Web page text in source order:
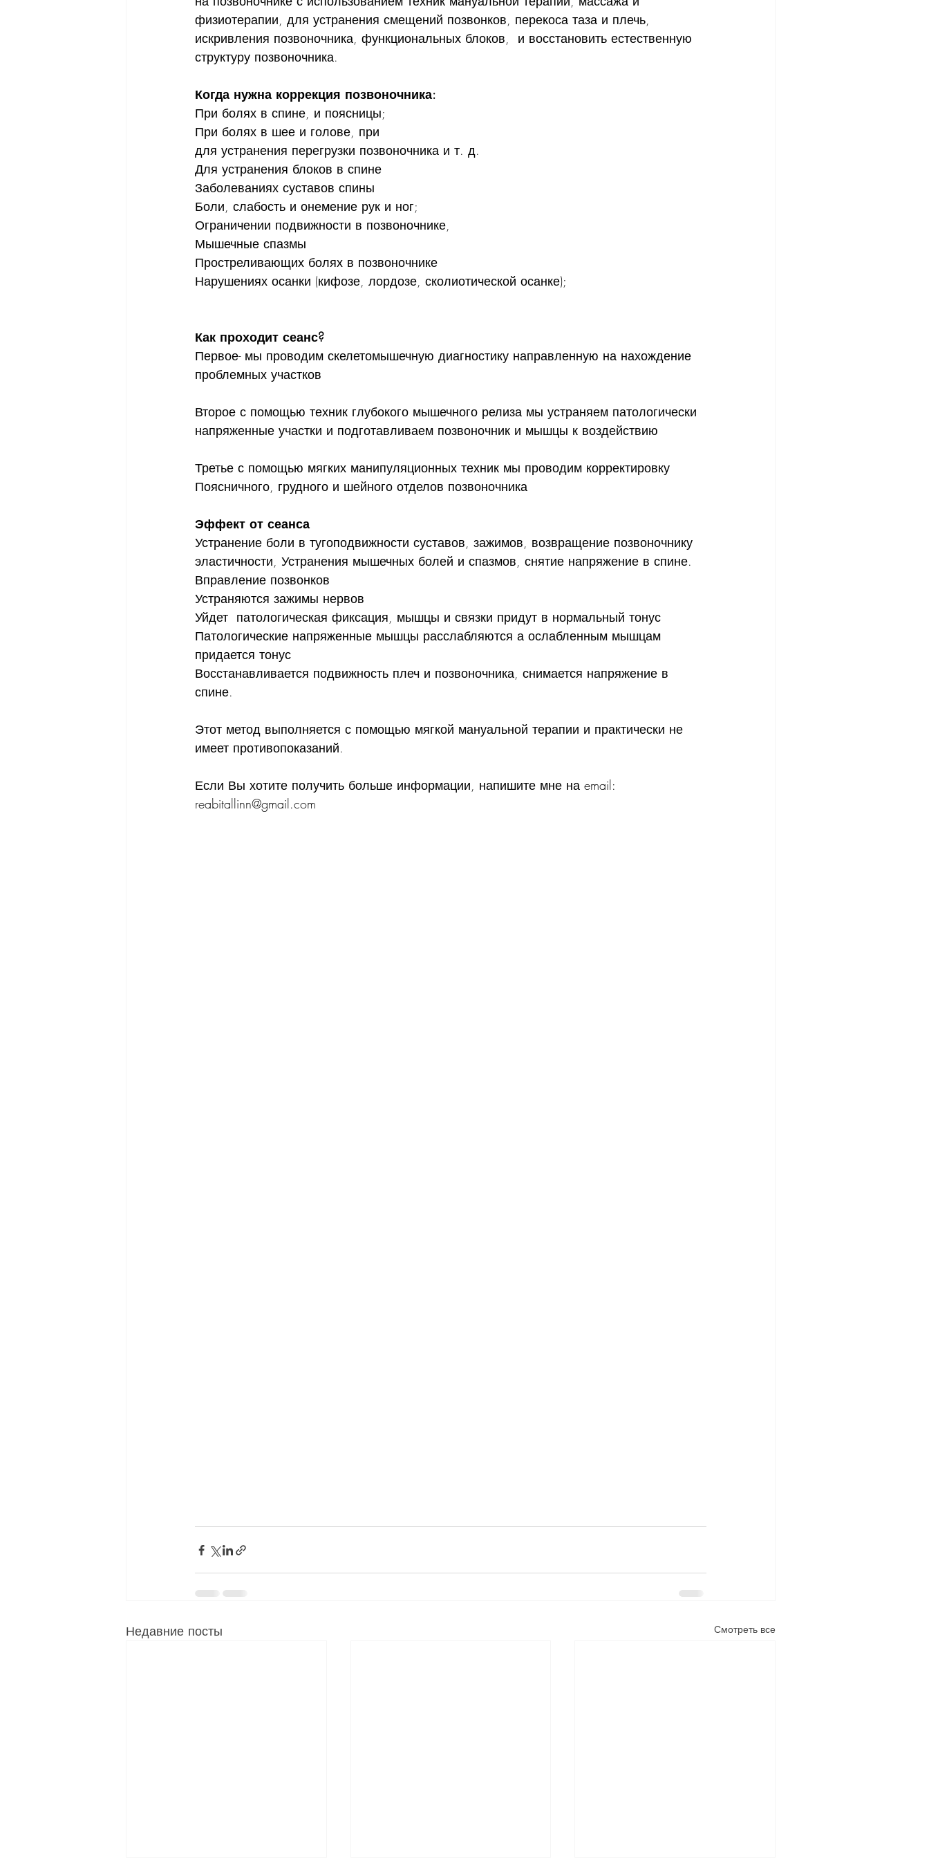
физиотерапии, для устранения смещений позвонков, перекоса таза и плечь,
искривления позвоночника, функциональных блоков,  и восстановить естественную
структуру позвоночника.
Когда нужна коррекция позвоночника:
При болях в спине, и поясницы;
При болях в шее и голове, при
для устранения перегрузки позвоночника и т. д.
Для устранения блоков в спине
Заболеваниях суставов спины
Боли, слабость и онемение рук и ног;
Ограничении подвижности в позвоночнике,
Мышечные спазмы
Простреливающих болях в позвоночнике
Нарушениях осанки (кифозе, лордозе, сколиотической осанке);
Как проходит сеанс?
Первое- мы проводим скелетомышечную диагностику направленную на нахождение
проблемных участков
Второе с помощью техник глубокого мышечного релиза мы устраняем патологически
напряженные участки и подготавливаем позвоночник и мышцы к воздействию
Третье с помощью мягких манипуляционных техник мы проводим корректировку
Поясничного, грудного и шейного отделов позвоночника
Эффект от сеанса
Устранение боли в тугоподвижности суставов, зажимов, возвращение позвоночнику
эластичности, Устранения мышечных болей и спазмов, снятие напряжение в спине.
Вправление позвонков
Устраняются зажимы нервов
Уйдет  патологическая фиксация, мышцы и связки придут в нормальный тонус
Патологические напряженные мышцы расслабляются а ослабленным мышцам
придается тонус
Восстанавливается подвижность плеч и позвоночника, снимается напряжение в
спине.
Этот метод выполняется с помощью мягкой мануальной терапии и практически не
имеет противопоказаний.
Если Вы хотите получить больше информации, напишите мне на email:
reabitallinn@gmail.com
Недавние посты Смотреть все